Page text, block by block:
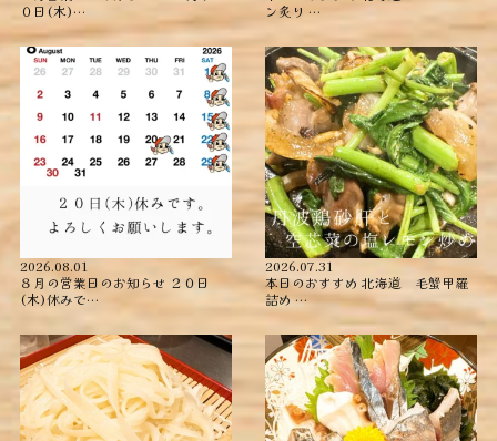
０日(木)…
ン炙り …
2026.08.01
８月の営業日のお知らせ ２０日
(木)休みで…
2026.07.31
本日のおすすめ ︎北海道 毛蟹甲羅
詰め ︎…